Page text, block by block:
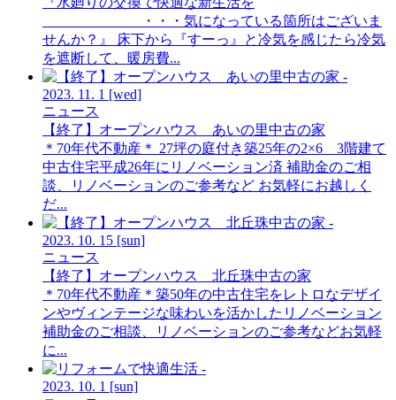
・・・気になっている箇所はございま
せんか？』 床下から『すーっ』と冷気を感じたら冷気
を遮断して、暖房費...
2023. 11. 1 [wed]
ニュース
【終了】オープンハウス あいの里中古の家
＊70年代不動産＊ 27坪の庭付き築25年の2×6 3階建て
中古住宅平成26年にリノベーション済 補助金のご相
談、リノベーションのご参考など お気軽にお越しく
だ...
2023. 10. 15 [sun]
ニュース
【終了】オープンハウス 北丘珠中古の家
＊70年代不動産＊築50年の中古住宅をレトロなデザイ
ンやヴィンテージな味わいを活かしたリノベーション
補助金のご相談、リノベーションのご参考などお気軽
に...
2023. 10. 1 [sun]